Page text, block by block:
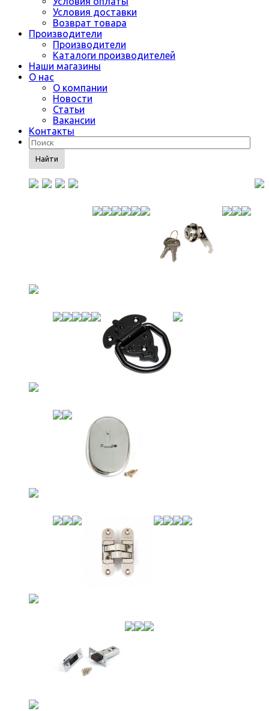
Условия доставки
Возврат товара
Производители
Производители
Каталоги производителей
Наши магазины
О нас
О компании
Новости
Статьи
Вакансии
Контакты
Найти